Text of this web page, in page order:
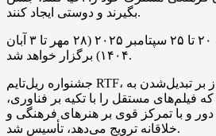
بگیرند و دوستی ایجاد کنند.
نهمین دوره این جشنواره ۲۰ تا ۲۵ سپتامبر ۲۰۲۵ (۲۸ مهر تا ۳ آبان
۱۴۰۴) برگزار خواهد شد.
جشنواره ریل‌تایم RTF، در سال ۲۰۱۶ با چشم‌انداز بر تبدیل‌شدن به
فیلم‌های مستقل را با تکیه بر فناوری،
و با تمرکز قوی بر هنرهای فرهنگی و
خلاقانه ترویج می‌دهد، تأسیس شد.